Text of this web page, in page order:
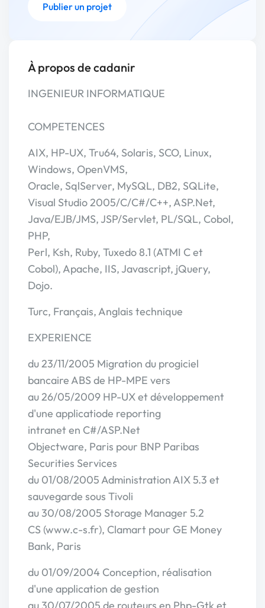
Publier un projet
À propos de cadanir
INGENIEUR INFORMATIQUE
COMPETENCES
AIX, HP-UX, Tru64, Solaris, SCO, Linux,
Windows, OpenVMS,
Oracle, SqlServer, MySQL, DB2, SQLite,
Visual Studio 2005/C/C#/C++, ASP.Net,
Java/EJB/JMS, JSP/Servlet, PL/SQL, Cobol,
PHP,
Perl, Ksh, Ruby, Tuxedo 8.1 (ATMI C et
Cobol), Apache, IIS, Javascript, jQuery,
Dojo.
Turc, Français, Anglais technique
EXPERIENCE
du 23/11/2005 Migration du progiciel
bancaire ABS de HP-MPE vers
au 26/05/2009 HP-UX et développement
d'une applicatiode reporting
intranet en C#/ASP.Net
Objectware, Paris pour BNP Paribas
Securities Services
du 01/08/2005 Administration AIX 5.3 et
sauvegarde sous Tivoli
au 30/08/2005 Storage Manager 5.2
CS (www.c-s.fr), Clamart pour GE Money
Bank, Paris
du 01/09/2004 Conception, réalisation
d'une application de gestion